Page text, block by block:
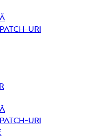
uri
uri